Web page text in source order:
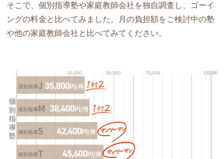
そこで、個別指導塾や家庭教師会社を独自調査し、ゴーイ
ングの料金と比べてみました。月の負担額をご検討中の塾
や他の家庭教師会社と比べてみてください。